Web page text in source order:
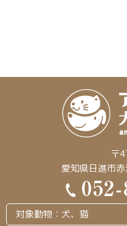
〒
愛知県日進市
対象動物：犬、猫